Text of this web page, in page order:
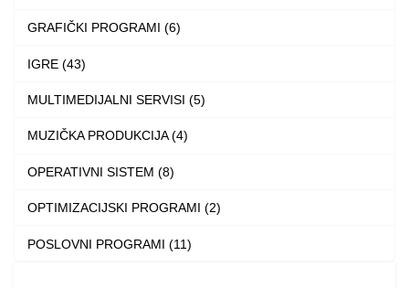
GRAFIČKI PROGRAMI (6)
IGRE (43)
MULTIMEDIJALNI SERVISI (5)
MUZIČKA PRODUKCIJA (4)
OPERATIVNI SISTEM (8)
OPTIMIZACIJSKI PROGRAMI (2)
POSLOVNI PROGRAMI (11)